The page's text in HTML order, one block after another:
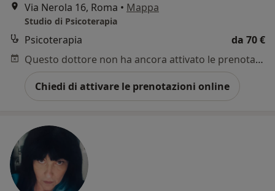
Via Nerola 16, Roma • Mappa
Studio di Psicoterapia
Psicoterapia
da 70 €
Questo dottore non ha ancora attivato le prenotazioni online presso questo indirizzo.
Chiedi di attivare le prenotazioni online